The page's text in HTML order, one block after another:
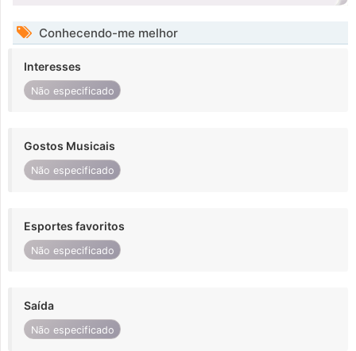
Conhecendo-me melhor
Interesses
Não especificado
Gostos Musicais
Não especificado
Esportes favoritos
Não especificado
Saída
Não especificado